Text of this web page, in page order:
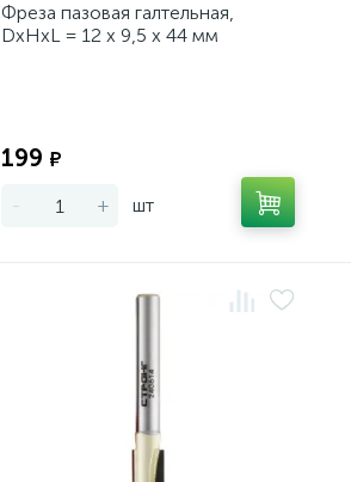
Фреза пазовая галтельная,
DxHxL = 12 х 9,5 х 44 мм
199 ₽
- + шт